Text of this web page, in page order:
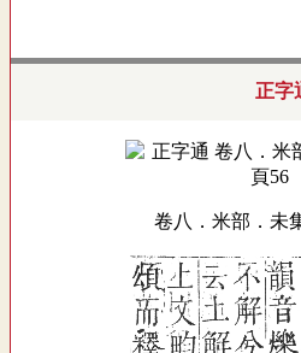
正字
卷八．米部．未